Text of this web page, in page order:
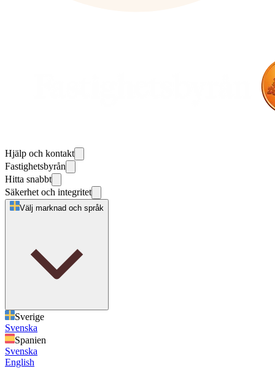
Hjälp och kontakt
Fastighetsbyrån
Hitta snabbt
Säkerhet och integritet
Välj marknad och språk
Sverige
Svenska
Spanien
Svenska
English